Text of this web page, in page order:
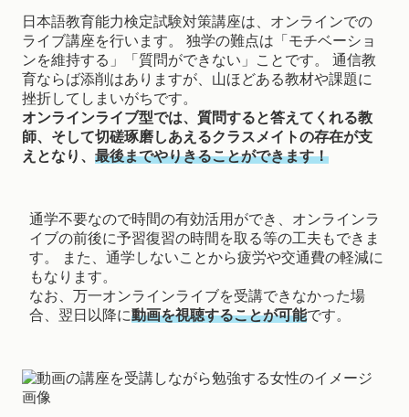
日本語教育能力検定試験対策講座は、オンラインでの
ライブ講座を行います。 独学の難点は「モチベーショ
ンを維持する」「質問ができない」ことです。 通信教
育ならば添削はありますが、山ほどある教材や課題に
挫折してしまいがちです。
オンラインライブ型では、質問すると答えてくれる教
師、そして切磋琢磨しあえるクラスメイトの存在が支
えとなり、 最後までやりきることができます！
通学不要なので時間の有効活用ができ、オンラインラ
イブの前後に予習復習の時間を取る等の工夫もできま
す。 また、通学しないことから疲労や交通費の軽減に
もなります。
なお、万一オンラインライブを受講できなかった場
合、翌日以降に動画を視聴することが可能です。